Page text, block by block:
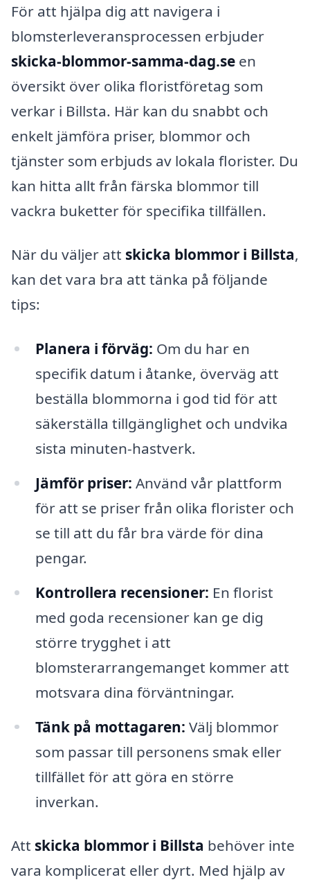
För att hjälpa dig att navigera i
blomsterleveransprocessen erbjuder
skicka-blommor-samma-dag.se en
översikt över olika floristföretag som
verkar i Billsta. Här kan du snabbt och
enkelt jämföra priser, blommor och
tjänster som erbjuds av lokala florister. Du
kan hitta allt från färska blommor till
vackra buketter för specifika tillfällen.
När du väljer att skicka blommor i Billsta,
kan det vara bra att tänka på följande
tips:
Planera i förväg: Om du har en
specifik datum i åtanke, överväg att
beställa blommorna i god tid för att
säkerställa tillgänglighet och undvika
sista minuten-hastverk.
Jämför priser: Använd vår plattform
för att se priser från olika florister och
se till att du får bra värde för dina
pengar.
Kontrollera recensioner: En florist
med goda recensioner kan ge dig
större trygghet i att
blomsterarrangemanget kommer att
motsvara dina förväntningar.
Tänk på mottagaren: Välj blommor
som passar till personens smak eller
tillfället för att göra en större
inverkan.
Att skicka blommor i Billsta behöver inte
vara komplicerat eller dyrt. Med hjälp av